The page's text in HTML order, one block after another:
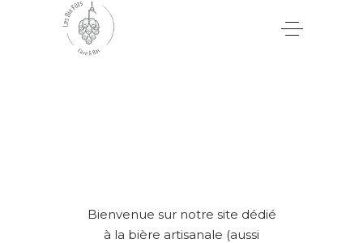
Bienvenue sur notre site dédié
à la bière artisanale (aussi